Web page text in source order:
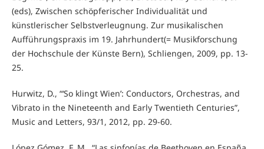
(eds), Zwischen schöpferischer Individualität und
künstlerischer Selbstverleugnung. Zur musikalischen
Aufführungspraxis im 19. Jahrhundert(= Musikforschung
der Hochschule der Künste Bern), Schliengen, 2009, pp. 13-
25.
Hurwitz, D., “‘So klingt Wien’: Conductors, Orchestras, and
Vibrato in the Nineteenth and Early Twentieth Centuries”,
Music and Letters, 93/1, 2012, pp. 29-60.